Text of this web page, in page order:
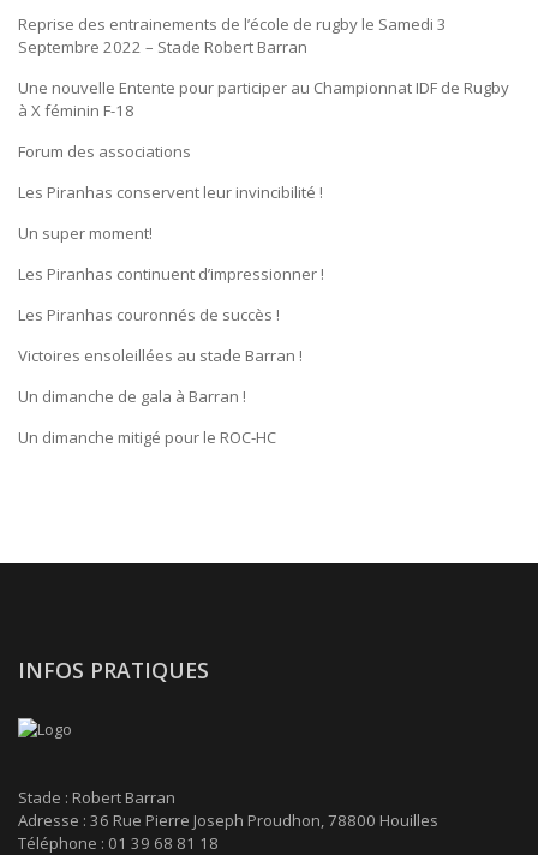
Reprise des entrainements de l’école de rugby le Samedi 3
Septembre 2022 – Stade Robert Barran
Une nouvelle Entente pour participer au Championnat IDF de Rugby
à X féminin F-18
Forum des associations
Les Piranhas conservent leur invincibilité !
Un super moment!
Les Piranhas continuent d’impressionner !
Les Piranhas couronnés de succès !
Victoires ensoleillées au stade Barran !
Un dimanche de gala à Barran !
Un dimanche mitigé pour le ROC-HC
INFOS PRATIQUES
Stade : Robert Barran
Adresse : 36 Rue Pierre Joseph Proudhon, 78800 Houilles
Téléphone : 01 39 68 81 18